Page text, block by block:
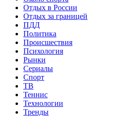
Отдых в России
Отдых за границей
ПДД
Политика
Происшествия
Психология
Рынки
Сериалы
Спорт
ТВ
Теннис
Технологии
Тренды